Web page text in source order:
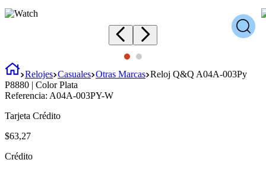
Relojes Casuales Otras Marcas Reloj Q&Q A04A-003Py
P8880 | Color Plata
Referencia: A04A-003PY-W
Tarjeta Crédito
$63,27
Crédito